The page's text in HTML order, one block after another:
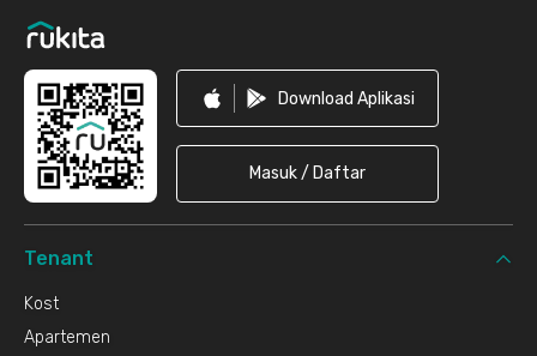
Download Aplikasi
Masuk / Daftar
Tenant
Kost
Apartemen